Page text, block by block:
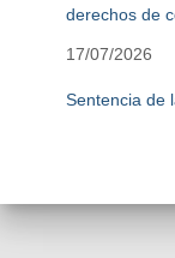
derechos de
17/07/2026
Sentencia de